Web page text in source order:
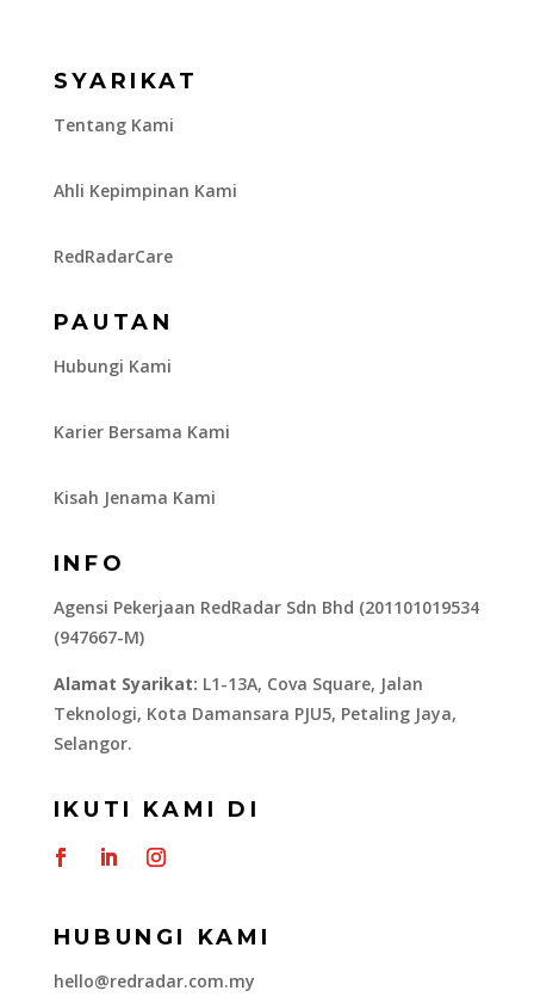
SYARIKAT
Tentang Kami
Ahli Kepimpinan Kami
RedRadarCare
PAUTAN
Hubungi Kami
Karier Bersama Kami
Kisah Jenama Kami
INFO
Agensi Pekerjaan RedRadar Sdn Bhd (201101019534
(947667-M)
Alamat Syarikat: L1-13A, Cova Square, Jalan
Teknologi, Kota Damansara PJU5, Petaling Jaya,
Selangor.
IKUTI KAMI DI
HUBUNGI KAMI
hello@redradar.com.my